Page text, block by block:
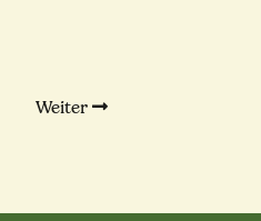
Weiter